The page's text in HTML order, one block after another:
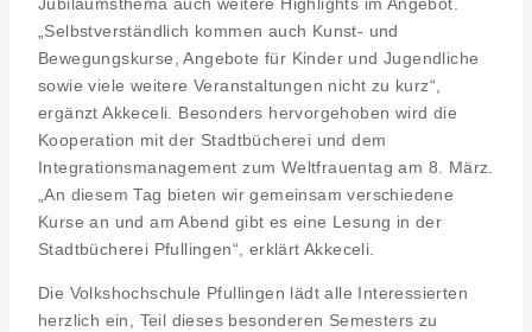
Jubiläumsthema auch weitere Highlights im Angebot.
„Selbstverständlich kommen auch Kunst- und
Bewegungskurse, Angebote für Kinder und Jugendliche
sowie viele weitere Veranstaltungen nicht zu kurz“,
ergänzt Akkeceli. Besonders hervorgehoben wird die
Kooperation mit der Stadtbücherei und dem
Integrationsmanagement zum Weltfrauentag am 8. März.
„An diesem Tag bieten wir gemeinsam verschiedene
Kurse an und am Abend gibt es eine Lesung in der
Stadtbücherei Pfullingen“, erklärt Akkeceli.
Die Volkshochschule Pfullingen lädt alle Interessierten
herzlich ein, Teil dieses besonderen Semesters zu